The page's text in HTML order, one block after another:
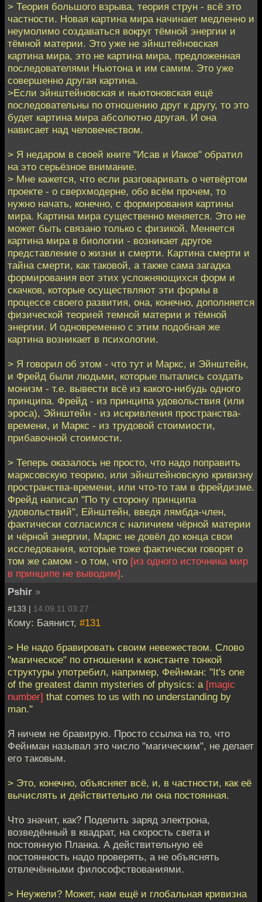
> Теория большого взрыва, теория струн - всё это
частности. Новая картина мира начинает медленно и
неумолимо создаваться вокруг тёмной энергии и
тёмной материи. Это уже не эйнштейновская
картина мира, это не картина мира, предложенная
последователями Ньютона и им самим. Это уже
совершенно другая картина.
>Если эйнштейновская и ньютоновская ещё
последовательны по отношению друг к другу, то это
будет картина мира абсолютно другая. И она
нависает над человечеством.
> Я недаром в своей книге "Исав и Иаков" обратил
на это серьёзное внимание.
> Мне кажется, что если разговаривать о четвёртом
проекте - о сверхмодерне, обо всём прочем, то
нужно начать, конечно, с формирования картины
мира. Картина мира существенно меняется. Это не
может быть связано только с физикой. Меняется
картина мира в биологии - возникает другое
представление о жизни и смерти. Картина смерти и
тайна смерти, как таковой, а также сама загадка
формирования вот этих усложняющихся форм и
скачков, которые осуществляют эти формы в
процессе своего развития, она, конечно, дополняется
физической теорией темной материи и тёмной
энергии. И одновременно с этим подобная же
картина возникает в психологии.
> Я говорил об этом - что тут и Маркс, и Эйнштейн,
и Фрейд были людьми, которые пытались создать
монизм - т.е. вывести всё из какого-нибудь одного
принципа. Фрейд - из принципа удовольствия (или
эроса), Эйнштейн - из искривления пространства-
времени, и Маркс - из трудовой стоимиости,
прибавочной стоимости.
> Теперь оказалось не просто, что надо поправить
марксовскую теорию, или эйнштейновскую кривизну
пространства-времени, или что-то там в фрейдизме.
Фрейд написал "По ту сторону принципа
удовольствий", Ейнштейн, введя лямбда-член,
фактически согласился с наличием чёрной материи
и чёрной энергии, Маркс не довёл до конца свои
исследования, которые тоже фактически говорят о
том же самом - о том, что [из одного источника мир
в принципе не выводим].
Pshir »
#133 | 14.09.11 03:27
Кому: Баянист, #131
> Не надо бравировать своим невежеством. Слово
"магическое" по отношении к константе тонкой
структуры употребил, например, Фейнман: "It's one
of the greatest damn mysteries of physics: a [magic
number] that comes to us with no understanding by
man."
Я ничем не бравирую. Просто ссылка на то, что
Фейнман называл это число "магическим", не делает
его таковым.
> Это, конечно, объясняет всё, и, в частности, как её
вычислять и действительно ли она постоянная.
Что значит, как? Поделить заряд электрона,
возведённый в квадрат, на скорость света и
постоянную Планка. А действительную её
постоянность надо проверять, а не объяснять
отвлечёнными философствованиями.
> Неужели? Может, нам ещё и глобальная кривизна